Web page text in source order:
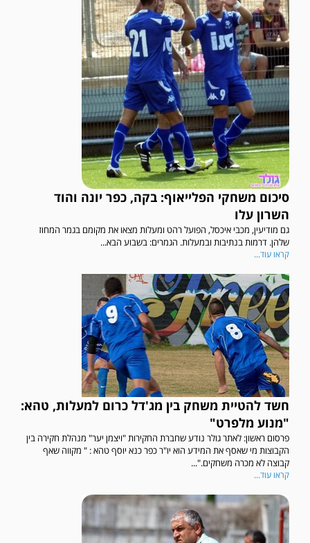
סיכום משחקי הפלייאוף: בקה, כפר יונה והוד
השרון עלו
גם מודיעין, מכבי איכסל, הפועל רהט ומעלות מצאו את מקומם בגמר המחוז
שלהן. דרמות בנתיבות ובמעלות. הגמרים: בשבוע הבא...
קראו עוד...
חשד להטיית משחק בין מג'דל כרום למעלות, טהא:
"מנוע מלפרט"
פרסום ראשון: לאתר גולר נודע שחברת החקירות "ויצמן יער" מנהלת חקירה בין
הקבוצות מי שאסף את המידע הוא יו"ר כפר כנא יוסף טהא : " מקווה שאף
קבוצה לא מכרה משחקים."...
קראו עוד...